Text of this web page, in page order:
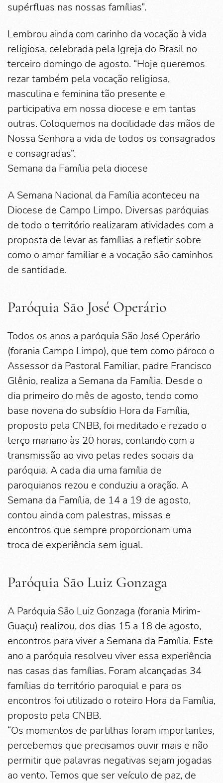
supérfluas nas nossas famílias”.
Lembrou ainda com carinho da vocação à vida
religiosa, celebrada pela Igreja do Brasil no
terceiro domingo de agosto. “Hoje queremos
rezar também pela vocação religiosa,
masculina e feminina tão presente e
participativa em nossa diocese e em tantas
outras. Coloquemos na docilidade das mãos de
Nossa Senhora a vida de todos os consagrados
e consagradas”.
Semana da Família pela diocese
A Semana Nacional da Família aconteceu na
Diocese de Campo Limpo. Diversas paróquias
de todo o território realizaram atividades com a
proposta de levar as famílias a refletir sobre
como o amor familiar e a vocação são caminhos
de santidade.
Paróquia São José Operário
Todos os anos a paróquia São José Operário
(forania Campo Limpo), que tem como pároco o
Assessor da Pastoral Familiar, padre Francisco
Glênio, realiza a Semana da Família. Desde o
dia primeiro do mês de agosto, tendo como
base novena do subsídio Hora da Família,
proposto pela CNBB, foi meditado e rezado o
terço mariano às 20 horas, contando com a
transmissão ao vivo pelas redes sociais da
paróquia. A cada dia uma família de
paroquianos rezou e conduziu a oração. A
Semana da Família, de 14 a 19 de agosto,
contou ainda com palestras, missas e
encontros que sempre proporcionam uma
troca de experiência sem igual.
Paróquia São Luiz Gonzaga
A Paróquia São Luiz Gonzaga (forania Mirim-
Guaçu) realizou, dos dias 15 a 18 de agosto,
encontros para viver a Semana da Família. Este
ano a paróquia resolveu viver essa experiência
nas casas das famílias. Foram alcançadas 34
famílias do território paroquial e para os
encontros foi utilizado o roteiro Hora da Família,
proposto pela CNBB.
“Os momentos de partilhas foram importantes,
percebemos que precisamos ouvir mais e não
permitir que palavras negativas sejam jogadas
ao vento. Temos que ser veículo de paz, de